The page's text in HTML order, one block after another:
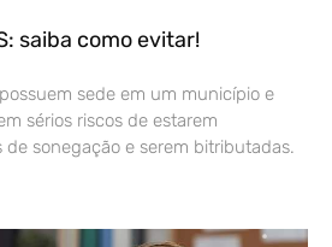
saiba como evitar!
sede em um município e
sérios riscos de estarem
sonegação e serem bitributadas.